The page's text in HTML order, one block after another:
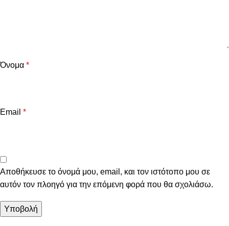
Όνομα *
Email *
Αποθήκευσε το όνομά μου, email, και τον ιστότοπο μου σε
αυτόν τον πλοηγό για την επόμενη φορά που θα σχολιάσω.